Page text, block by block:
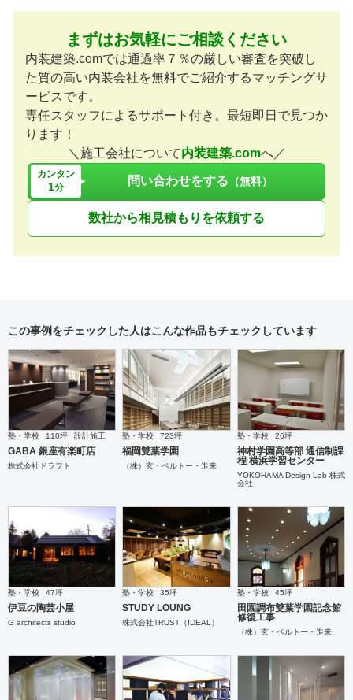
まずはお気軽にご相談ください
内装建築.comでは通過率７％の厳しい審査を突破し
た質の高い内装会社を無料でご紹介するマッチングサ
ービスです。
専任スタッフによるサポート付き。最短即日で見つか
ります！
＼施工会社について内装建築.comへ／
カンタン
1分 問い合わせをする （無料）
数社から相見積もりを依頼する
この事例をチェックした人はこんな作品もチェックしています
塾・学校 110坪 設計施工
GABA 銀座有楽町店
株式会社ドラフト
塾・学校 723坪
福岡雙葉学園
（株）玄・ベルトー・進来
塾・学校 26坪
神村学園高等部 通信制課
程 横浜学習センター
YOKOHAMA Design Lab 株式
会社
塾・学校 47坪
伊豆の陶芸小屋
G architects studio
塾・学校 35坪
STUDY LOUNG
株式会社TRUST（IDEAL）
塾・学校 45坪
田園調布雙葉学園記念館
修復工事
（株）玄・ベルトー・進来